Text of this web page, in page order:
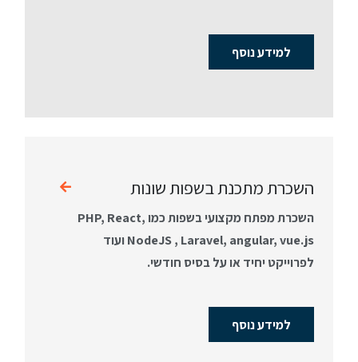
למידע נוסף
השכרת מתכנת בשפות שונות
השכרת מפתח מקצועי בשפות כמו PHP, React,
NodeJS , Laravel, angular, vue.js ועוד
לפרוייקט יחיד או על בסיס חודשי.
למידע נוסף